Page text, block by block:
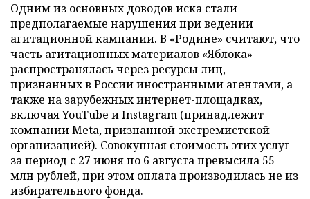
Одним из основных доводов иска стали
предполагаемые нарушения при ведении
агитационной кампании. В «Родине» считают, что
часть агитационных материалов «Яблока»
распространялась через ресурсы лиц,
признанных в России иностранными агентами, а
также на зарубежных интернет-площадках,
включая YouTube и Instagram (принадлежит
компании Meta, признанной экстремистской
организацией). Совокупная стоимость этих услуг
за период с 27 июня по 6 августа превысила 55
млн рублей, при этом оплата производилась не из
избирательного фонда.